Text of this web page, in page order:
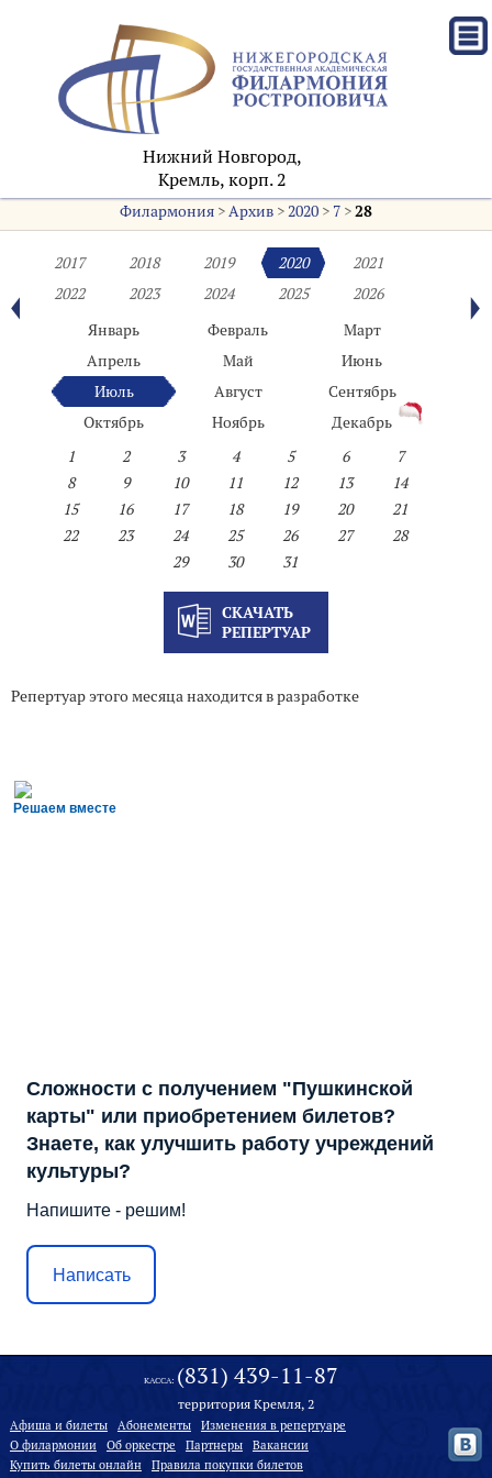
Нижний Новгород,
Кремль, корп. 2
Филармония>Архив>2020> 7>28
2017 2018 2019 2020
2021
2022
2023 2024 2025
2026
Январь
Февраль
Март
Апрель
Май
Июнь
Июль
Август
Сентябрь
Октябрь
Ноябрь
Декабрь
1
2 3 4 5 6
7
8
9 10 11 12 13
14
15
16 17 18 19 20
21
22
23 24 25 26 27
28
29
30 31
СКАЧАТЬ
РЕПЕРТУАР
Репертуар этого месяца находится в разработке
Решаем вместе
Сложности с получением "Пушкинской
карты" или приобретением билетов?
Знаете, как улучшить работу учреждений
культуры?
Напишите - решим!
Написать
КАССА: (831) 439-11-87
территория Кремля, 2
Афиша и билеты Абонементы
Изменения в репертуаре
О филармонии
Oб оркестре Партнеры
Вакансии
Купить билеты онлайн
Правила покупки билетов